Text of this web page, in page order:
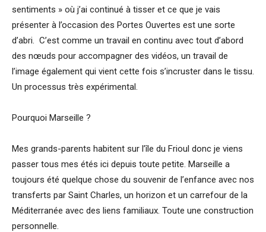
sentiments » où j’ai continué à tisser et ce que je vais
présenter à l’occasion des Portes Ouvertes est une sorte
d’abri. C’est comme un travail en continu avec tout d’abord
des nœuds pour accompagner des vidéos, un travail de
l’image également qui vient cette fois s’incruster dans le tissu.
Un processus très expérimental.
Pourquoi Marseille ?
Mes grands-parents habitent sur l’île du Frioul donc je viens
passer tous mes étés ici depuis toute petite. Marseille a
toujours été quelque chose du souvenir de l’enfance avec nos
transferts par Saint Charles, un horizon et un carrefour de la
Méditerranée avec des liens familiaux. Toute une construction
personnelle.